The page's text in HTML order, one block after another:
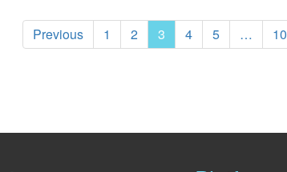
Previous 1 2 3 4 5 … 10